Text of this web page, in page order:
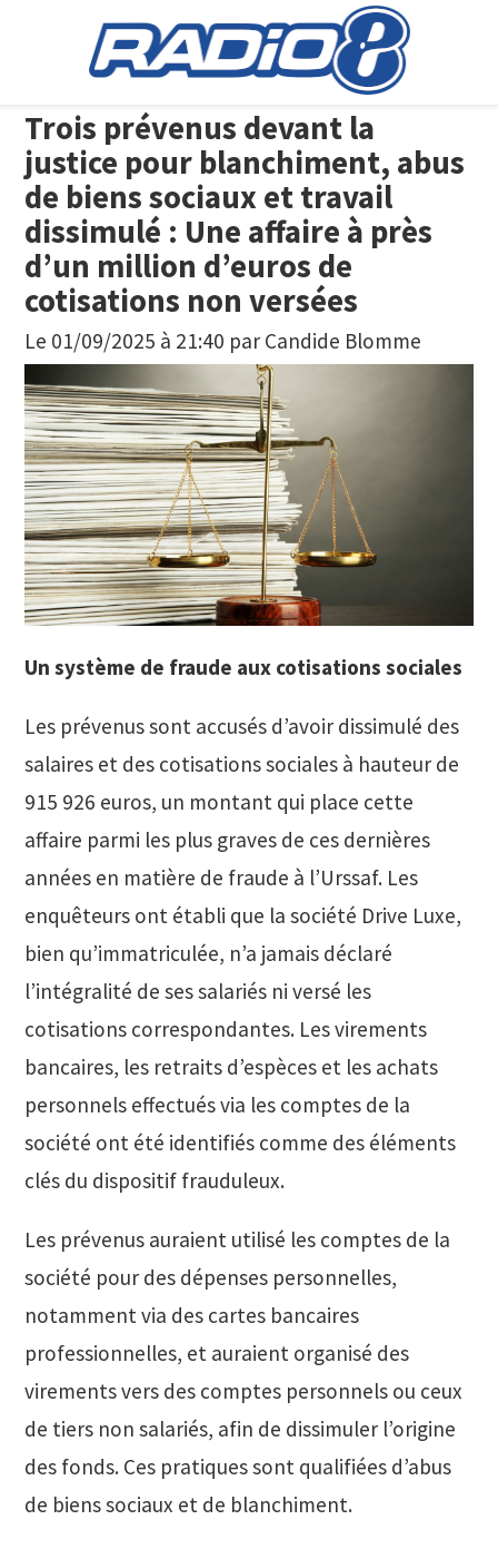
Trois prévenus devant la
justice pour blanchiment, abus
de biens sociaux et travail
dissimulé : Une affaire à près
d’un million d’euros de
cotisations non versées
Le 01/09/2025 à 21:40 par Candide Blomme
Un système de fraude aux cotisations sociales
Les prévenus sont accusés d’avoir dissimulé des
salaires et des cotisations sociales à hauteur de
915 926 euros, un montant qui place cette
affaire parmi les plus graves de ces dernières
années en matière de fraude à l’Urssaf. Les
enquêteurs ont établi que la société Drive Luxe,
bien qu’immatriculée, n’a jamais déclaré
l’intégralité de ses salariés ni versé les
cotisations correspondantes. Les virements
bancaires, les retraits d’espèces et les achats
personnels effectués via les comptes de la
société ont été identifiés comme des éléments
clés du dispositif frauduleux.
Les prévenus auraient utilisé les comptes de la
société pour des dépenses personnelles,
notamment via des cartes bancaires
professionnelles, et auraient organisé des
virements vers des comptes personnels ou ceux
de tiers non salariés, afin de dissimuler l’origine
des fonds. Ces pratiques sont qualifiées d’abus
de biens sociaux et de blanchiment.